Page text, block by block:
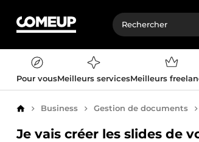
Pour vousMeilleurs servicesMeilleurs
AccueilBusiness Gestion de documents
Je vais créer les slides de